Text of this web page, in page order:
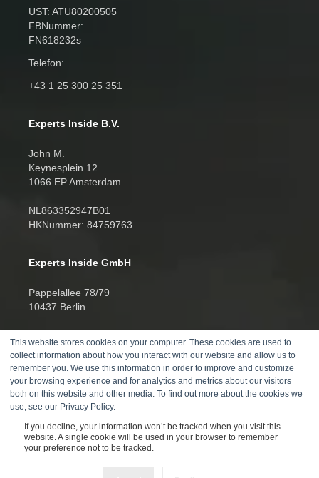
This website stores cookies on your computer. These cookies are used to
collect information about how you interact with our website and allow us to
remember you. We use this information in order to improve and customize
your browsing experience and for analytics and metrics about our visitors
both on this website and other media. To find out more about the cookies we
use, see our Privacy Policy.
If you decline, your information won’t be tracked when you visit this
website. A single cookie will be used in your browser to remember
your preference not to be tracked.
UST: ATU80200505
FBNummer:
FN618232s
Telefon:
+43 1 25 300 25 351
Experts Inside B.V.
John M.
Keynesplein 12
1066 EP Amsterdam
NL863352947B01
HKNummer: 84759763
Experts Inside GmbH
Pappelallee 78/79
10437 Berlin
UID DE457701178
Telefon:
+4930520014270